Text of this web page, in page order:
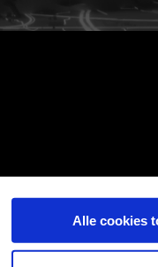
Alle cookies